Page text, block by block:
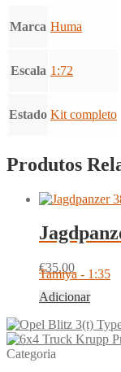
Marca Huma
Escala 1:72
Estado Kit completo
Produtos
€35.00
Tamiya - 1:35
Adicionar
Categoria